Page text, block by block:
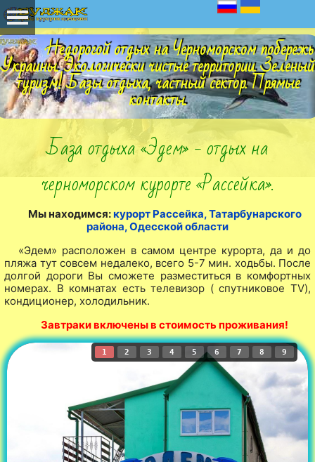
Недорогой отдых на Черноморском
Украины. Экологически чистые территории. Зеленый
туризм! Базы отдыха, частный сектор. Прямые
контакты.
База отдыха «Эдем» - отдых на
черноморском курорте «Рассейка».
Мы находимся:курорт Рассейка, Татарбунарского
района, Одесской области
«Эдем» расположен в самом центре курорта, да и до
пляжа тут совсем недалеко, всего 5-7 мин. ходьбы. После
долгой дороги Вы сможете разместиться в комфортных
номерах. В комнатах есть телевизор ( спутниковое TV),
кондиционер, холодильник.
Завтраки включены в стоимость проживания!
1 2 3 4 5 6 7 8 9